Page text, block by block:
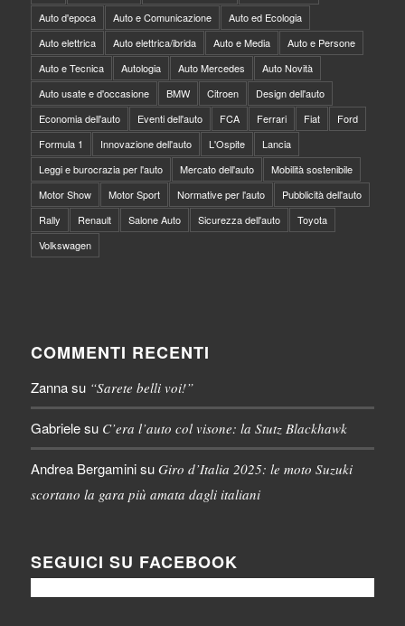
Auto d'epoca
Auto e Comunicazione
Auto ed Ecologia
Auto elettrica
Auto elettrica/ibrida Auto e Media
Auto e Persone
Auto e Tecnica
Autologia Auto Mercedes
Auto Novità
Auto usate e d'occasione
BMW Citroen
Design dell'auto
Economia dell'auto
Eventi dell'auto FCA Ferrari Fiat
Ford
Formula 1
Innovazione dell'auto L'Ospite
Lancia
Leggi e burocrazia per l'auto
Mercato dell'auto
Mobilità sostenibile
Motor Show
Motor Sport Normative per l'auto
Pubblicità dell'auto
Rally
Renault Salone Auto Sicurezza dell'auto
Toyota
Volkswagen
COMMENTI RECENTI
Zannasu “Sarete belli voi!”
Gabrielesu C’era l’auto col visone: la Stutz Blackhawk
Andrea Bergaminisu Giro d’Italia 2025: le moto Suzuki
scortano la gara più amata dagli italiani
SEGUICI SU FACEBOOK